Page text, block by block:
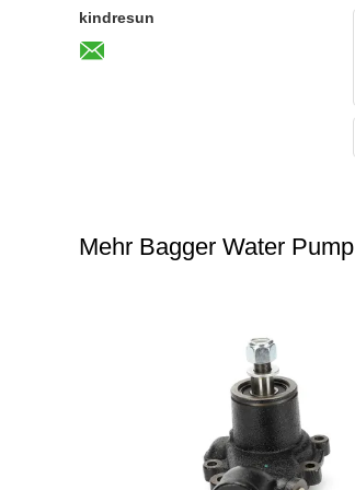
kindresun
Mehr Bagger Water Pump